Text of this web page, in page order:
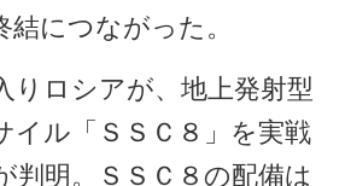
結につながった。
ロシアが、地上発射型
イル「ＳＳＣ８」を実戦
判明。ＳＳＣ８の配備は